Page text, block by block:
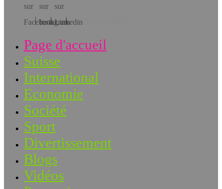
Téléchargez l’app!
Page d'accueil
Suisse
International
Economie
Société
Sport
Divertissement
Blogs
Vidéos